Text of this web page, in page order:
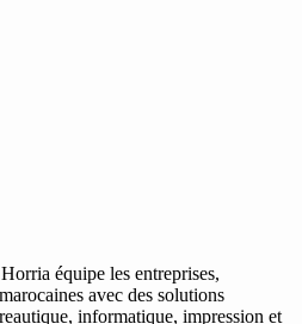
équipe les entreprises,
avec des solutions
informatique, impression et